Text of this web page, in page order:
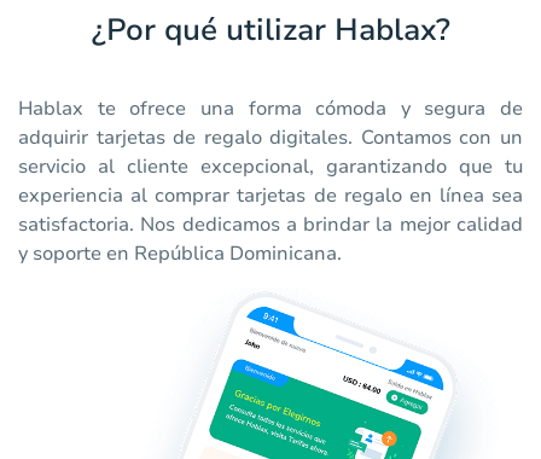
¿Por qué utilizar Hablax?
Hablax te ofrece una forma cómoda y segura de
adquirir tarjetas de regalo digitales. Contamos con un
servicio al cliente excepcional, garantizando que tu
experiencia al comprar tarjetas de regalo en línea sea
satisfactoria. Nos dedicamos a brindar la mejor calidad
y soporte en República Dominicana.